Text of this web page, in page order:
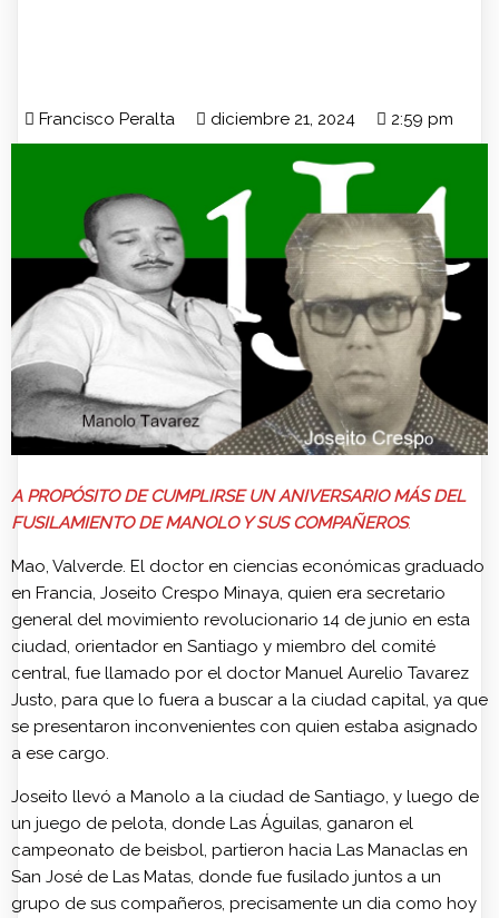
Francisco Peralta diciembre 21, 2024 2:59 pm
A PROPÓSITO DE CUMPLIRSE UN ANIVERSARIO MÁS DEL
FUSILAMIENTO DE MANOLO Y SUS COMPAÑEROS.
Mao, Valverde. El doctor en ciencias económicas graduado
en Francia, Joseito Crespo Minaya, quien era secretario
general del movimiento revolucionario 14 de junio en esta
ciudad, orientador en Santiago y miembro del comité
central, fue llamado por el doctor Manuel Aurelio Tavarez
Justo, para que lo fuera a buscar a la ciudad capital, ya que
se presentaron inconvenientes con quien estaba asignado
a ese cargo.
Joseito llevó a Manolo a la ciudad de Santiago, y luego de
un juego de pelota, donde Las Águilas, ganaron el
campeonato de beisbol, partieron hacia Las Manaclas en
San José de Las Matas, donde fue fusilado juntos a un
grupo de sus compañeros, precisamente un dia como hoy